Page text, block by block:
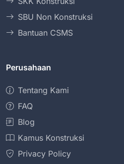
SBU Non Konstruksi
Bantuan CSMS
Perusahaan
Tentang Kami
FAQ
Blog
Kamus Konstruksi
Privacy Policy